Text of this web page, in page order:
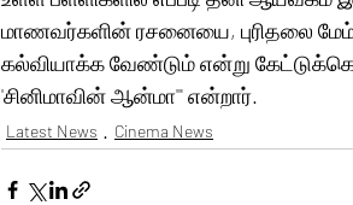
மாணவர்களின் ரசனையை, புரிதலை
கல்வியாக்க வேண்டும் என்று
'சினிமாவின் ஆன்மா'" என்றார்.
Latest News Cinema News